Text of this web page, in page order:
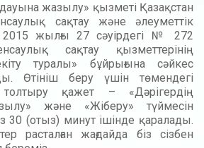
жазылу» қызметі Қазақстан
сақтау және әлеуметтік
2015 жылғы 27 сәуірдегі № 272
сақтау қызметтерінің
туралы» бұйрығына сәйкес
Өтініш беру үшін төмендегі
қажет – «Дәрігердің
және «Жіберу» түймесін
30 (отыз) минут ішінде қаралады.
расталған жағдайда біз сізбен